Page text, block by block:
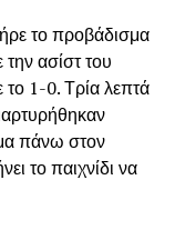
το προβάδισμα
ασίστ του
το 1-0. Τρία λεπτά
πάνω στον
το παιχνίδι να